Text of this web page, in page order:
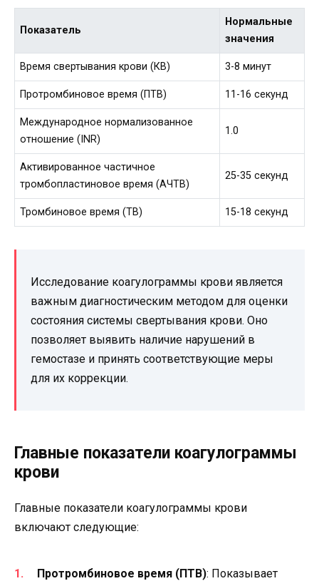
Показатель
Нормальные
значения
Время свертывания крови (КВ) 3-8 минут
Протромбиновое время (ПТВ) 11-16 секунд
Международное нормализованное
отношение (INR)
1.0
Активированное частичное
тромбопластиновое время (АЧТВ)
25-35 секунд
Тромбиновое время (ТВ) 15-18 секунд
Исследование коагулограммы крови является
важным диагностическим методом для оценки
состояния системы свертывания крови. Оно
позволяет выявить наличие нарушений в
гемостазе и принять соответствующие меры
для их коррекции.
Главные показатели коагулограммы
крови
Главные показатели коагулограммы крови
включают следующие:
Протромбиновое время (ПТВ): Показывает